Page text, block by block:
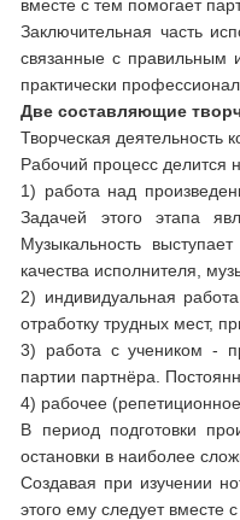
вместе с тем помогает
Заключительная часть
связанные с правильным
практически
Две составляющие
Творческая деятельность
Рабочий процесс делится
1) работа над
Задачей этого этапа
Музыкальность
качества исполнителя,
2) индивидуальная
отработку трудных мест,
3) работа с учеником -
партии партнёра.
4) рабочее
В период подготовки
остановки в наиболее
Создавая при изучении
этого ему следует